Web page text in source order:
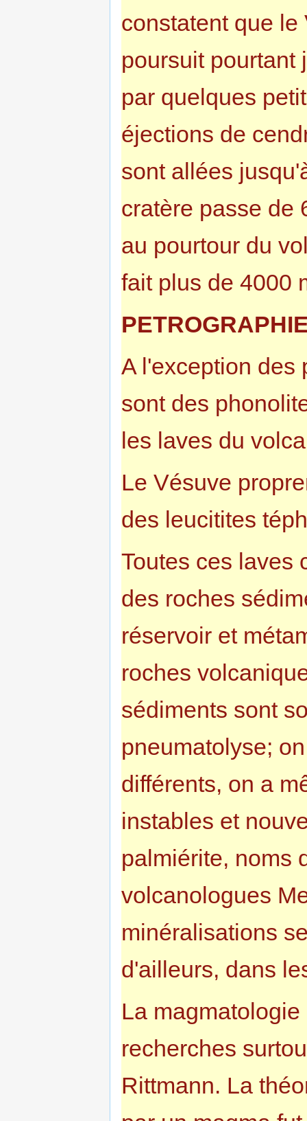
constatent que
poursuit pourtant
par quelques
éjections de
sont allées
cratère passe de
au pourtour du
fait plus de 4000
A l'exception des
sont des
les laves du
Le Vésuve
des leucitites
Toutes ces laves
des roches
réservoir et
roches
sédiments sont
pneumatolyse;
différents, on a
instables et
palmiérite, noms
volcanologues
minéralisations
d'ailleurs, dans
La
recherches
Rittmann. La